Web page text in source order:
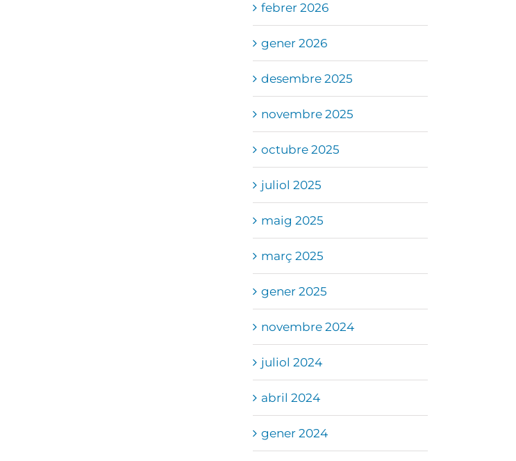
febrer 2026
gener 2026
desembre 2025
novembre 2025
octubre 2025
juliol 2025
maig 2025
març 2025
gener 2025
novembre 2024
juliol 2024
abril 2024
gener 2024